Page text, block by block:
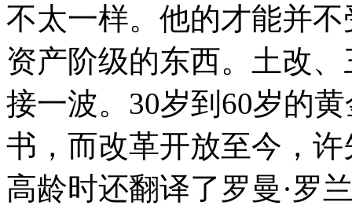
不太一样。他的才能并
资产阶级的东西。土改
接一波。30岁到60岁的
书，而改革开放至今，
高龄时还翻译了罗曼·罗